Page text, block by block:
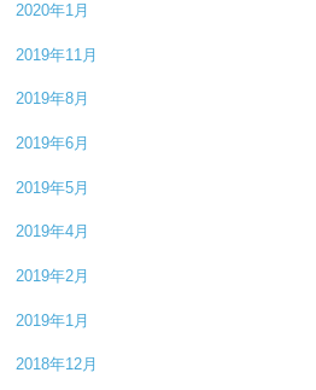
2020年1月
2019年11月
2019年8月
2019年6月
2019年5月
2019年4月
2019年2月
2019年1月
2018年12月